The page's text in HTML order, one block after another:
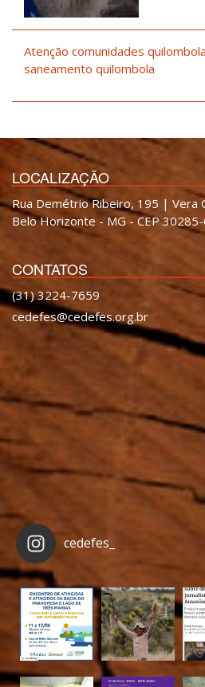
Atenção comunidades
saneamento quilombola
LOCALIZAÇÃO
Rua Demétrio Ribeiro, 195 | Vera
Belo Horizonte - MG - CEP
CONTATOS
(31) 3224-7659
cedefes@cedefes.org.br
cedefes_